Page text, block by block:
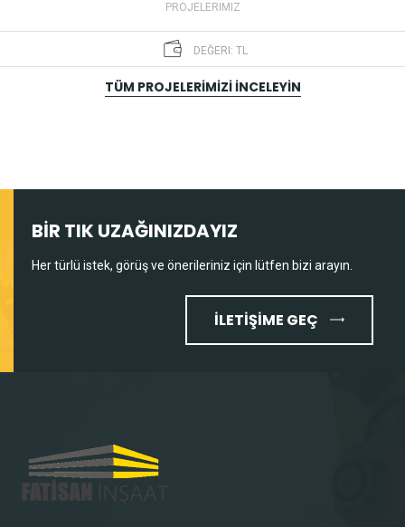
PROJELERIMIZ
DEĞERI: TL
TARIH: 2019
TÜM PROJELERİMİZİ İNCELEYİN
BİR TIK UZAĞINIZDAYIZ
Her türlü istek, görüş ve önerileriniz için lütfen bizi arayın.
İLETİŞİME GEÇ